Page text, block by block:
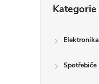
kategorie
Kategorie
Elektronika
Spotřebiče